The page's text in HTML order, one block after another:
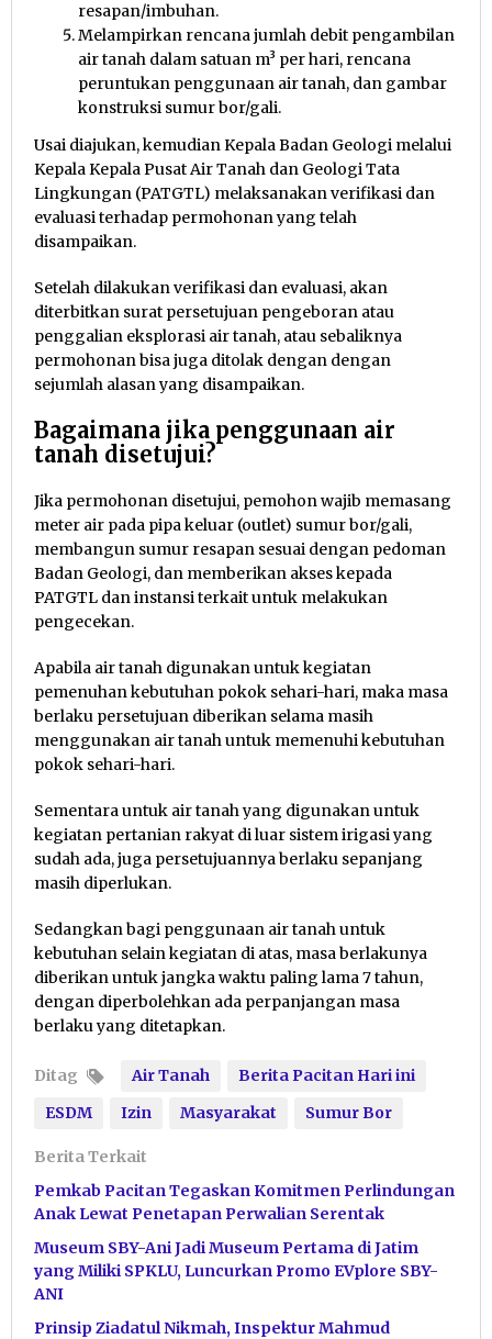
resapan/imbuhan.
Melampirkan rencana jumlah debit pengambilan
air tanah dalam satuan m³ per hari, rencana
peruntukan penggunaan air tanah, dan gambar
konstruksi sumur bor/gali.
Usai diajukan, kemudian Kepala Badan Geologi melalui
Kepala Kepala Pusat Air Tanah dan Geologi Tata
Lingkungan (PATGTL) melaksanakan verifikasi dan
evaluasi terhadap permohonan yang telah
disampaikan.
Setelah dilakukan verifikasi dan evaluasi, akan
diterbitkan surat persetujuan pengeboran atau
penggalian eksplorasi air tanah, atau sebaliknya
permohonan bisa juga ditolak dengan dengan
sejumlah alasan yang disampaikan.
Bagaimana jika penggunaan air
tanah disetujui?
Jika permohonan disetujui, pemohon wajib memasang
meter air pada pipa keluar (outlet) sumur bor/gali,
membangun sumur resapan sesuai dengan pedoman
Badan Geologi, dan memberikan akses kepada
PATGTL dan instansi terkait untuk melakukan
pengecekan.
Apabila air tanah digunakan untuk kegiatan
pemenuhan kebutuhan pokok sehari-hari, maka masa
berlaku persetujuan diberikan selama masih
menggunakan air tanah untuk memenuhi kebutuhan
pokok sehari-hari.
Sementara untuk air tanah yang digunakan untuk
kegiatan pertanian rakyat di luar sistem irigasi yang
sudah ada, juga persetujuannya berlaku sepanjang
masih diperlukan.
Sedangkan bagi penggunaan air tanah untuk
kebutuhan selain kegiatan di atas, masa berlakunya
diberikan untuk jangka waktu paling lama 7 tahun,
dengan diperbolehkan ada perpanjangan masa
berlaku yang ditetapkan.
Ditag Air Tanah
Berita Pacitan Hari ini
ESDM
Izin Masyarakat Sumur Bor
Berita Terkait
Pemkab Pacitan Tegaskan Komitmen Perlindungan
Anak Lewat Penetapan Perwalian Serentak
Museum SBY-Ani Jadi Museum Pertama di Jatim
yang Miliki SPKLU, Luncurkan Promo EVplore SBY-
ANI
Prinsip Ziadatul Nikmah, Inspektur Mahmud